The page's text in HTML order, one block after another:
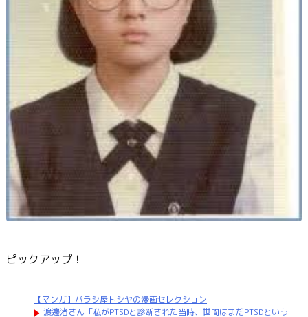
ピックアップ！
【マンガ】バラシ屋トシヤの漫画セレクション
渡邊渚さん「私がPTSDと診断された当時、世間はまだPTSDという